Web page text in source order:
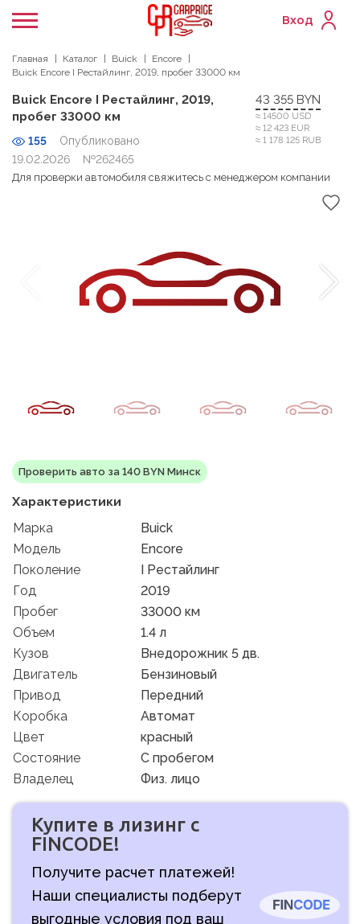
Вход
Главная Каталог Buick
Encore
Buick Encore I Рестайлинг, 2019, пробег 33000 км
Buick Encore I Рестайлинг, 2019,
пробег 33000 км
155
Опубликовано
19.02.2026
№262465
43 355 BYN
≈ 14500 USD
≈ 12 423 EUR
≈ 1 178 125 RUB
Для проверки автомобиля свяжитесь с менеджером компании
Проверить авто за 140 BYN Минск
Характеристики
Марка
Buick
Модель
Encore
Поколение
I Рестайлинг
Год
2019
Пробег
33000 км
Объем
1.4 л
Кузов
Внедорожник 5 дв.
Двигатель
Бензиновый
Привод
Передний
Коробка
Автомат
Цвет
красный
Состояние
C пробегом
Владелец
Физ. лицо
Купите в лизинг с
FINCODE!
Получите расчет платежей!
Наши специалисты подберут
выгодные условия под ваш